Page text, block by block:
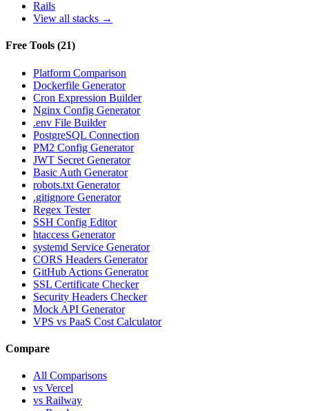
Rails
View all stacks →
Free Tools (21)
Platform Comparison
Dockerfile Generator
Cron Expression Builder
Nginx Config Generator
.env File Builder
PostgreSQL Connection
PM2 Config Generator
JWT Secret Generator
Basic Auth Generator
robots.txt Generator
.gitignore Generator
Regex Tester
SSH Config Editor
htaccess Generator
systemd Service Generator
CORS Headers Generator
GitHub Actions Generator
SSL Certificate Checker
Security Headers Checker
Mock API Generator
VPS vs PaaS Cost Calculator
Compare
All Comparisons
vs Vercel
vs Railway